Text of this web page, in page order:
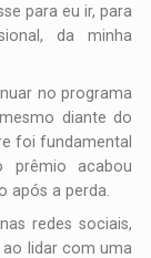
para eu ir, para
da minha
no programa
diante do
foi fundamental
acabou
após a perda.
redes sociais,
lidar com uma